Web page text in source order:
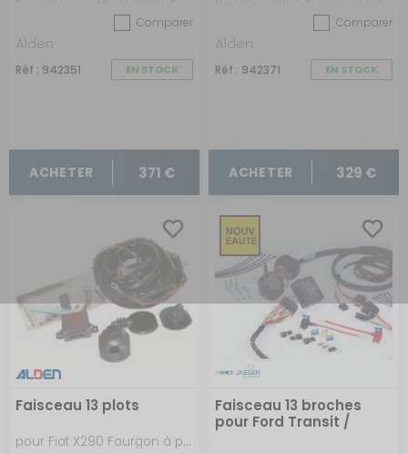
Comparer
Alden
Réf : 942351 EN STOCK
ACHETER 371 €
Comparer
Alden
Réf : 942371 EN STOCK
ACHETER 329 €
Faisceau 13 plots
pour Fiat X290 Fourgon à partir de 07/2021
Faisceau 13 broches
pour Ford Transit /